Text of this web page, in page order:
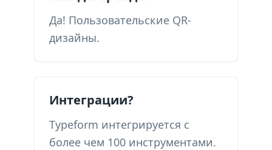
Да! Пользовательские QR-
дизайны.
Интеграции?
Typeform интегрируется с
более чем 100 инструментами.